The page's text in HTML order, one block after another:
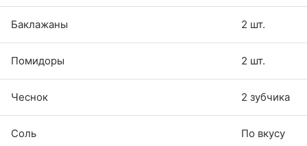
Баклажаны 2 шт.
Помидоры 2 шт.
Чеснок 2 зубчика
Соль По вкусу